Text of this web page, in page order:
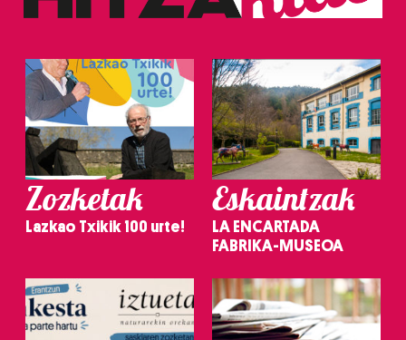
Zozketak
Lazkao Txikik 100 urte!
Eskaintzak
LA ENCARTADA
FABRIKA-MUSEOA